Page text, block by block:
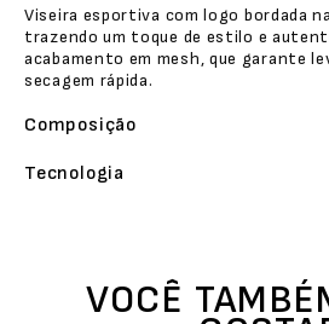
Viseira esportiva com logo bordada
trazendo um toque de estilo e
acabamento em mesh, que garante
secagem rápida.
Composição
Tecnologia
VOCÊ